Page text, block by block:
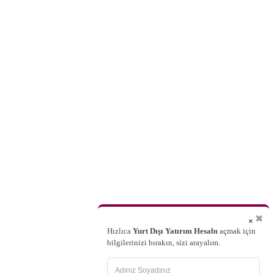
✖
Hızlıca Yurt Dışı Yatırım Hesabı açmak için
bilgilerinizi bırakın, sizi arayalım.
×